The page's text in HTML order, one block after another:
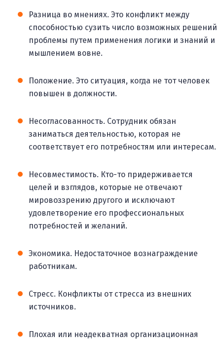
Разница во мнениях. Это конфликт между
способностью сузить число возможных решений
проблемы путем применения логики и знаний и
мышлением вовне.
Положение. Это ситуация, когда не тот человек
повышен в должности.
Несогласованность. Сотрудник обязан
заниматься деятельностью, которая не
соответствует его потребностям или интересам.
Несовместимость. Кто-то придерживается
целей и взглядов, которые не отвечают
мировоззрению другого и исключают
удовлетворение его профессиональных
потребностей и желаний.
Экономика. Недостаточное вознаграждение
работникам.
Стресс. Конфликты от стресса из внешних
источников.
Плохая или неадекватная организационная